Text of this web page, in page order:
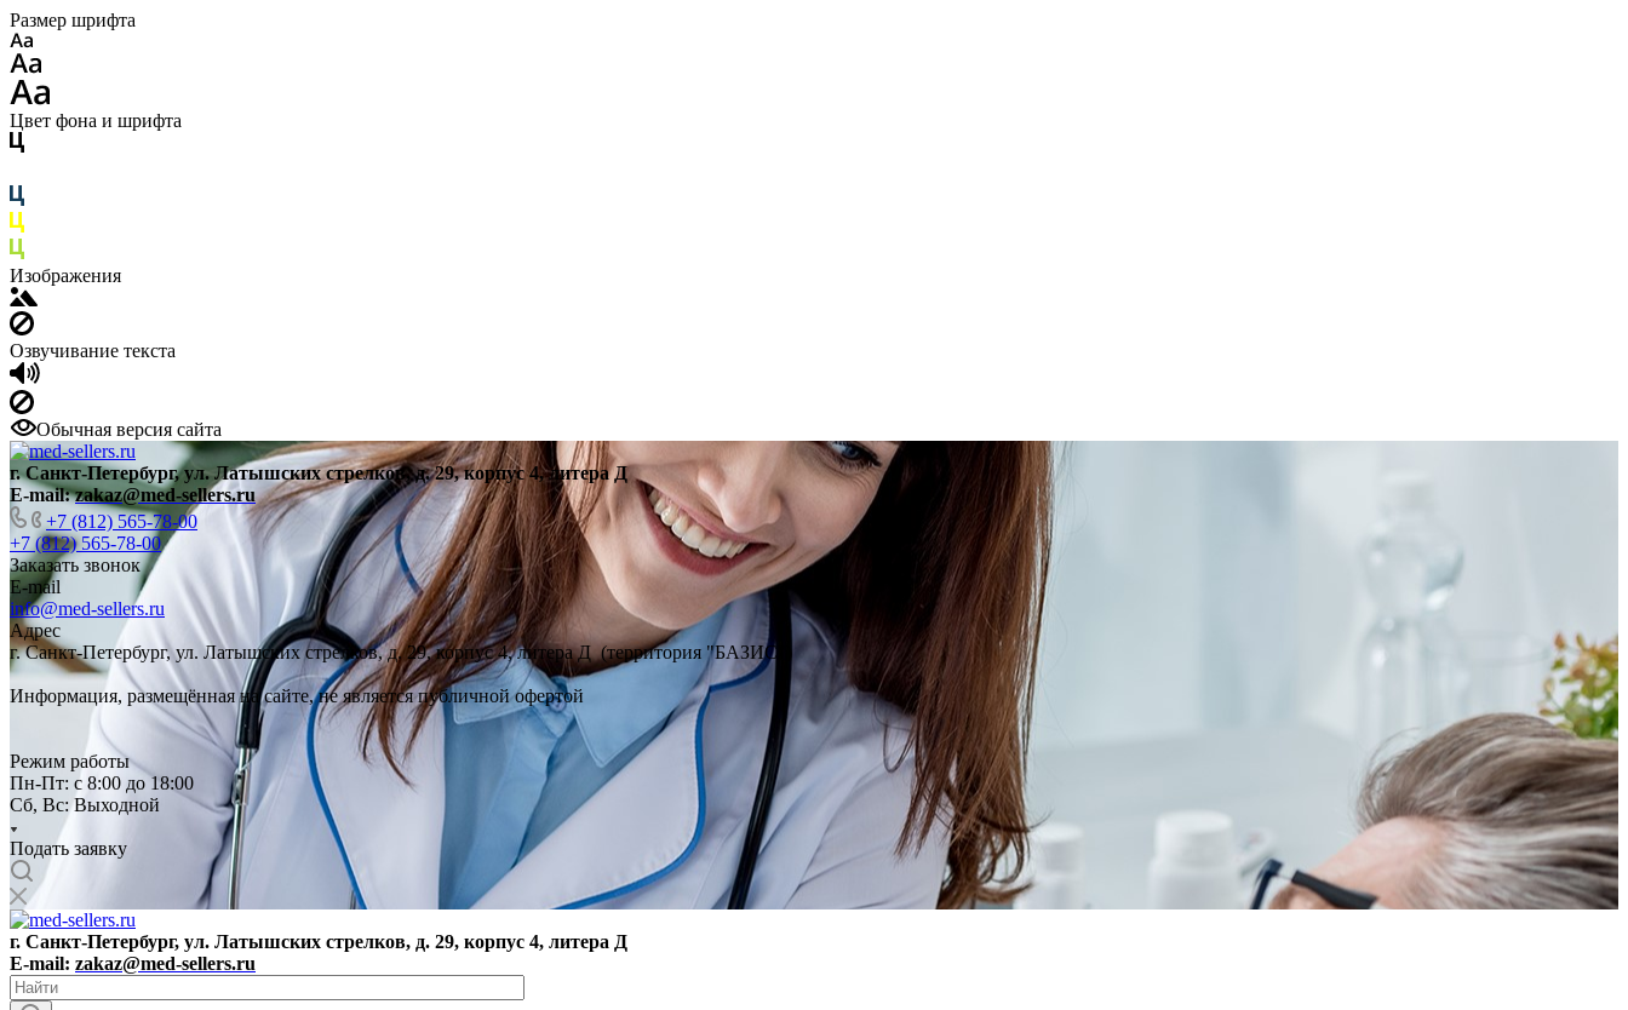
Размер шрифта
Цвет фона и шрифта
Изображения
Озвучивание текста
Обычная версия сайта
г. Санкт-Петербург, ул. Латышских стрелков, д. 29, корпус 4, литера Д
E-mail:zakaz@med-sellers.ru
+7 (812) 565-78-00
+7 (812) 565-78-00
Заказать звонок
E-mail
info@med-sellers.ru
Адрес
г. Санкт-Петербург, ул. Латышских стрелков, д. 29, корпус 4, литера Д (территория "БАЗИС")
Информация, размещённая на сайте, не является публичной офертой
Режим работы
Пн-Пт: с 8:00 до 18:00
Сб, Вс: Выходной
Подать заявку
г. Санкт-Петербург, ул. Латышских стрелков, д. 29, корпус 4, литера Д
E-mail: zakaz@med-sellers.ru